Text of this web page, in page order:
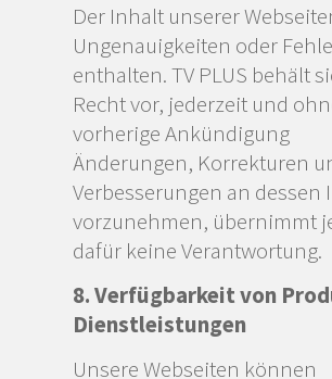
Der Inhalt unserer
Ungenauigkeiten oder
enthalten. TV PLUS behält
Recht vor, jederzeit und
vorherige Ankündigung
Änderungen, Korrekturen
Verbesserungen an dessen
vorzunehmen, übernimmt
dafür keine Verantwortung.
8. Verfügbarkeit von
Dienstleistungen
Unsere Webseiten können